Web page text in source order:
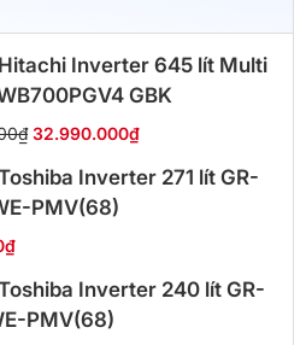
Inverter 645 lít Multi
GBK
32.990.000₫
Inverter 271 lít GR-
PMV(68)
Inverter 240 lít GR-
PMV(68)